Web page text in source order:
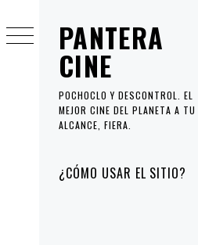
PANTERA
CINE
POCHOCLO Y DESCONTROL. EL
MEJOR CINE DEL PLANETA A TU
ALCANCE, FIERA.
principal
¿CÓMO USAR EL SITIO?
al
contenido